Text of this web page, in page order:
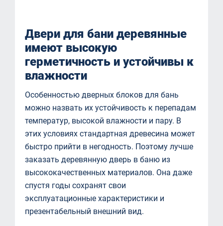
Двери для бани деревянные
имеют высокую
герметичность и устойчивы к
влажности
Особенностью дверных блоков для бань
можно назвать их устойчивость к перепадам
температур, высокой влажности и пару. В
этих условиях стандартная древесина может
быстро прийти в негодность. Поэтому лучше
заказать деревянную дверь в баню из
высококачественных материалов. Она даже
спустя годы сохранят свои
эксплуатационные характеристики и
презентабельный внешний вид.